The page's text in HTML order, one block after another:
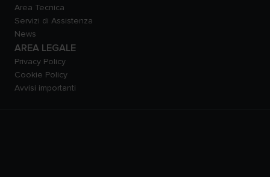
Area Tecnica
Servizi di Assistenza
News
AREA LEGALE
Privacy Policy
Cookie Policy
Avvisi importanti